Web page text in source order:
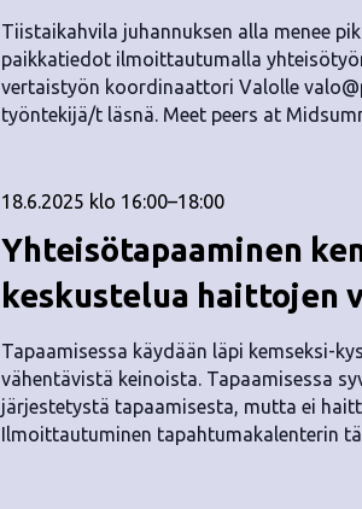
Tiistaikahvila juhannuksen alla menee
paikkatiedot ilmoittautumalla
vertaistyön koordinaattori Valolle
työntekijä/t läsnä. Meet peers at
Yhteisötapaaminen
keskustelua haittojen
18.6.2025 klo 16:00–18:00
Tapaamisessa käydään läpi kemseksi-
vähentävistä keinoista. Tapaamisessa
järjestetystä tapaamisesta, mutta ei
Ilmoittautuminen tapahtumakalenterin